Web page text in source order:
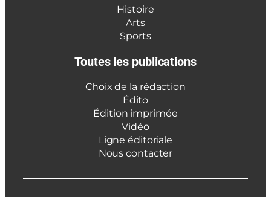
Histoire
Arts
Sports
Toutes les publications
Choix de la rédaction
Édito
Édition imprimée
Vidéo
Ligne éditoriale
Nous contacter